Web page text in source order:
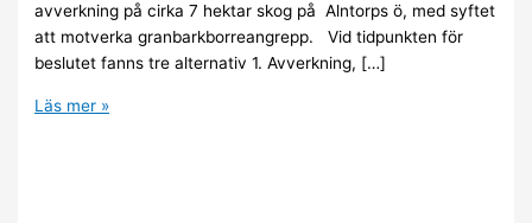
avverkning på cirka 7 hektar skog på Alntorps ö, med syftet
att motverka granbarkborreangrepp. Vid tidpunkten för
beslutet fanns tre alternativ 1. Avverkning, […]
Läs mer »